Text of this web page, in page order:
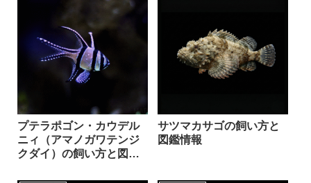
プテラポゴン・カウデル
ニィ（アマノガワテンジ
クダイ）の飼い方と図鑑
サツマカサゴの飼い方と
図鑑情報